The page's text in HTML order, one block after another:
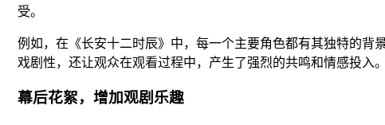
受。
例如，在《长安十二时辰》中，每一个主要角色都有其独特的
戏剧性，还让观众在观看过程中，产生了强烈的共鸣和情感投入。
幕后花絮，增加观剧乐趣